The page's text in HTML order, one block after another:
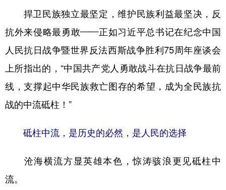
捍卫民族独立最坚定，维护民族利益最坚决，反
抗外来侵略最勇敢——正如习近平总书记在纪念中国
人民抗日战争暨世界反法西斯战争胜利75周年座谈会
上所指出的，“中国共产党人勇敢战斗在抗日战争最前
线，支撑起中华民族救亡图存的希望，成为全民族抗
战的中流砥柱！”
砥柱中流，是历史的必然，是人民的选择
沧海横流方显英雄本色，惊涛骇浪更见砥柱中
流。